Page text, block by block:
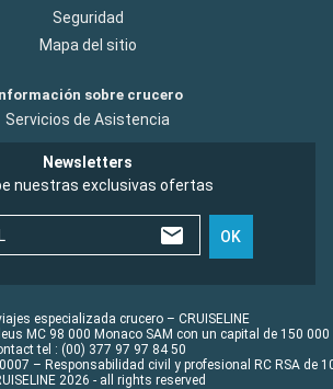
Seguridad
Mapa del sitio
sobre crucero
Servicios de Asistencia
Newsletters
nuestras exclusivas ofertas
OK
especializada crucero – CRUISELINE
MC 98 000 Monaco SAM con un capital de 150 000
tel : (00) 377 97 97 84 50
– Responsabilidad civil y profesional RC RSA de
2026 - all rights reserved